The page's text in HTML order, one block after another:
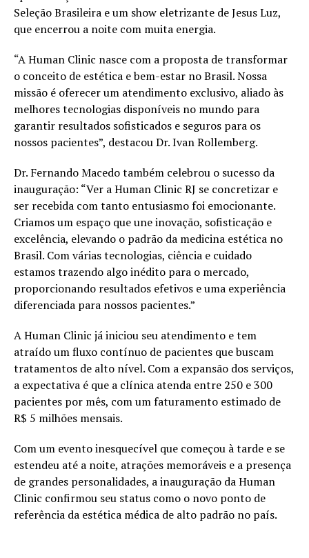
Seleção Brasileira e um show eletrizante de Jesus Luz,
que encerrou a noite com muita energia.
“A Human Clinic nasce com a proposta de transformar
o conceito de estética e bem-estar no Brasil. Nossa
missão é oferecer um atendimento exclusivo, aliado às
melhores tecnologias disponíveis no mundo para
garantir resultados sofisticados e seguros para os
nossos pacientes”, destacou Dr. Ivan Rollemberg.
Dr. Fernando Macedo também celebrou o sucesso da
inauguração: “Ver a Human Clinic RJ se concretizar e
ser recebida com tanto entusiasmo foi emocionante.
Criamos um espaço que une inovação, sofisticação e
excelência, elevando o padrão da medicina estética no
Brasil. Com várias tecnologias, ciência e cuidado
estamos trazendo algo inédito para o mercado,
proporcionando resultados efetivos e uma experiência
diferenciada para nossos pacientes.”
A Human Clinic já iniciou seu atendimento e tem
atraído um fluxo contínuo de pacientes que buscam
tratamentos de alto nível. Com a expansão dos serviços,
a expectativa é que a clínica atenda entre 250 e 300
pacientes por mês, com um faturamento estimado de
R$ 5 milhões mensais.
Com um evento inesquecível que começou à tarde e se
estendeu até a noite, atrações memoráveis e a presença
de grandes personalidades, a inauguração da Human
Clinic confirmou seu status como o novo ponto de
referência da estética médica de alto padrão no país.